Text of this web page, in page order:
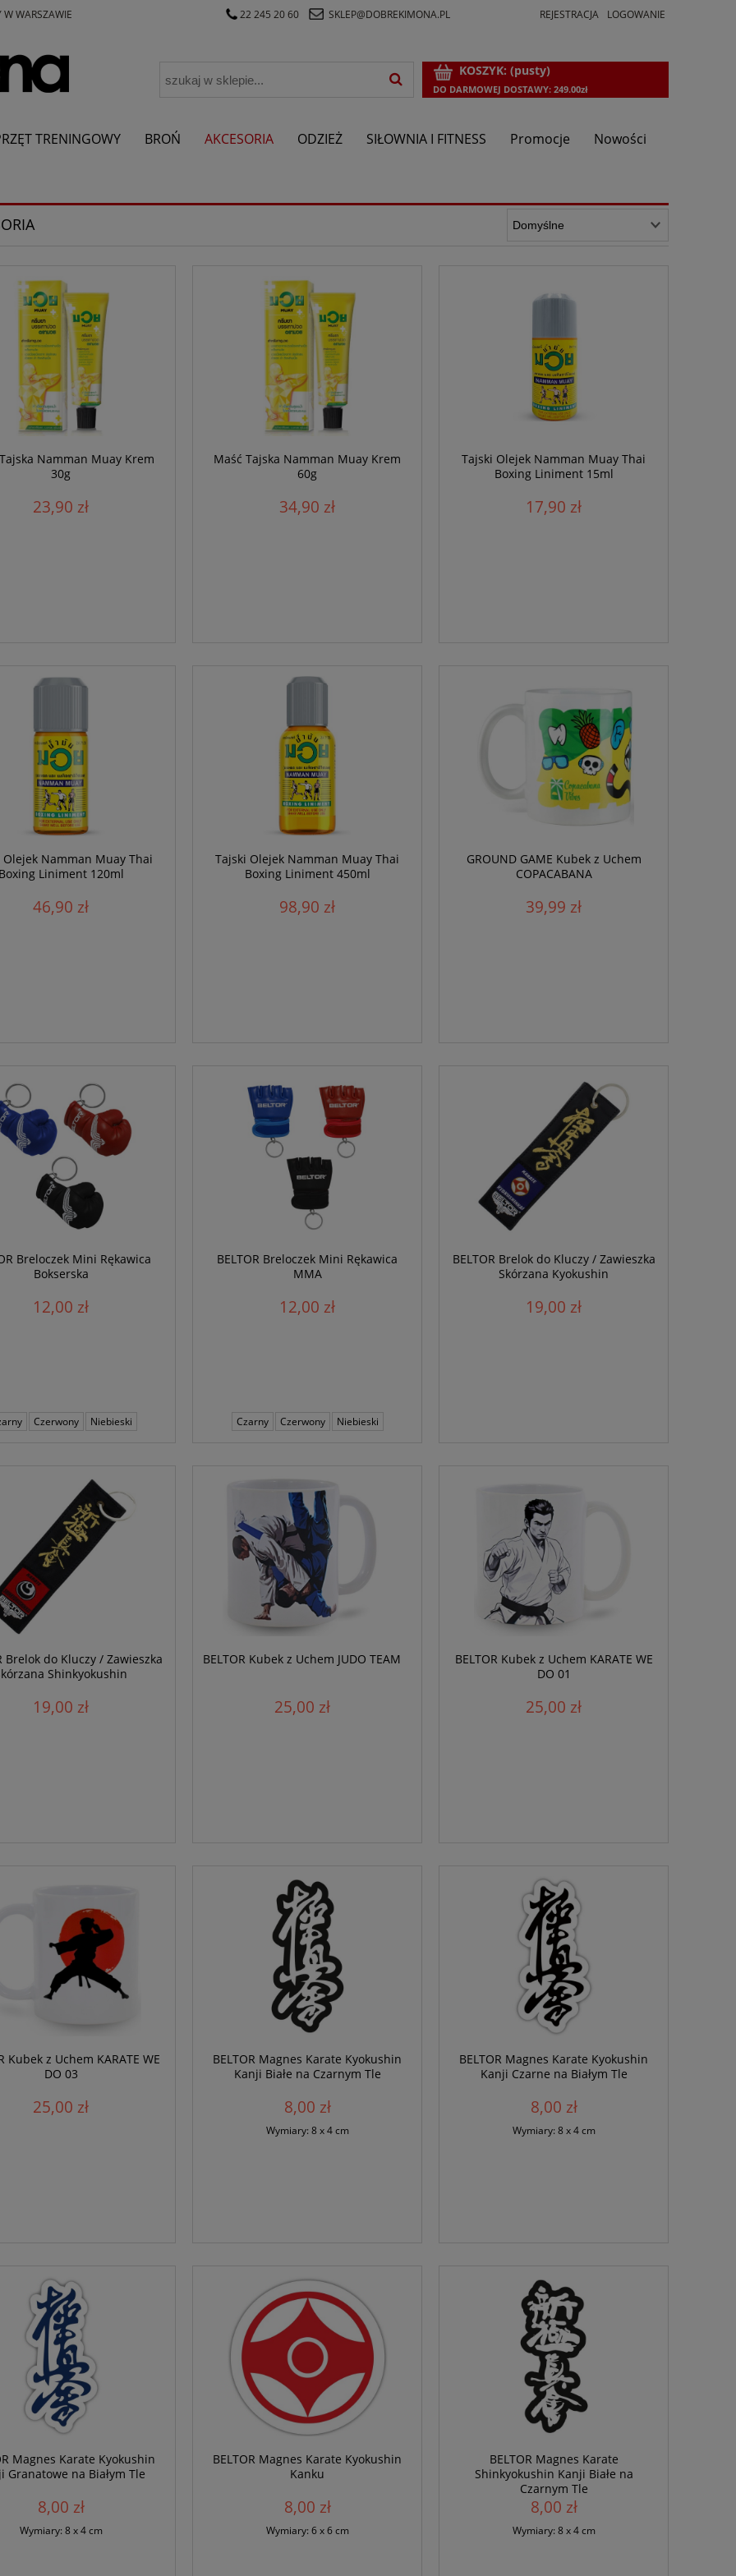
KOSZYK: (pusty)
DO DARMOWEJ DOSTAWY: 249.00zł
TRENINGOWY BROŃ AKCESORIA ODZIEŻ SIŁOWNIA I FITNESS Promocje Nowości
Namman Muay Krem
30g
23,90 zł
Maść Tajska Namman Muay Krem
60g
34,90 zł
Tajski Olejek Namman Muay Thai
Boxing Liniment 15ml
17,90 zł
Olejek Namman Muay Thai
Boxing Liniment 120ml
46,90 zł
Tajski Olejek Namman Muay Thai
Boxing Liniment 450ml
98,90 zł
GROUND GAME Kubek z Uchem
COPACABANA
39,99 zł
Breloczek Mini Rękawica
Bokserska
12,00 zł
Czerwony Niebieski
BELTOR Breloczek Mini Rękawica
MMA
12,00 zł
Czarny Czerwony Niebieski
BELTOR Brelok do Kluczy / Zawieszka
Skórzana Kyokushin
19,00 zł
Brelok do Kluczy / Zawieszka
Shinkyokushin
19,00 zł
BELTOR Kubek z Uchem JUDO TEAM
25,00 zł
BELTOR Kubek z Uchem KARATE WE
DO 01
25,00 zł
Kubek z Uchem KARATE WE
DO 03
25,00 zł
BELTOR Magnes Karate Kyokushin
Kanji Białe na Czarnym Tle
8,00 zł
Wymiary: 8 x 4 cm
BELTOR Magnes Karate Kyokushin
Kanji Czarne na Białym Tle
8,00 zł
Wymiary: 8 x 4 cm
Magnes Karate Kyokushin
Granatowe na Białym Tle
8,00 zł
Wymiary: 8 x 4 cm
BELTOR Magnes Karate Kyokushin
Kanku
8,00 zł
Wymiary: 6 x 6 cm
BELTOR Magnes Karate
Shinkyokushin Kanji Białe na
Czarnym Tle
8,00 zł
Wymiary: 8 x 4 cm
W WARSZAWIE 22 245 20 60 SKLEP@DOBREKIMONA.PL REJESTRACJA LOGOWANIE